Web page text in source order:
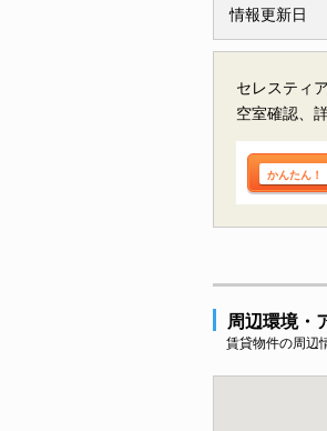
情報更新日
セレスティ
空室確認、
かんたん！
周辺環境・
賃貸物件の周辺